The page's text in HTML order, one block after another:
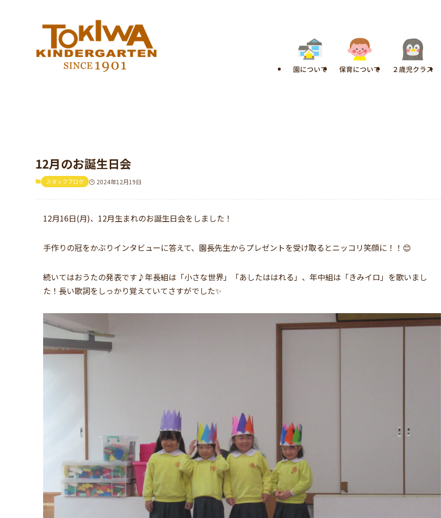
園について 保育について ２歳児クラス
12月のお誕生日会
スタッフブログ 2024年12月19日
12月16日(月)、12月生まれのお誕生日会をしました！
手作りの冠をかぶりインタビューに答えて、園長先生からプレゼントを受け取るとニッコリ笑顔に！！😊
続いてはおうたの発表です♪年長組は「小さな世界」「あしたははれる」、年中組は「きみイロ」を歌いまし
た！長い歌詞をしっかり覚えていてさすがでした✨